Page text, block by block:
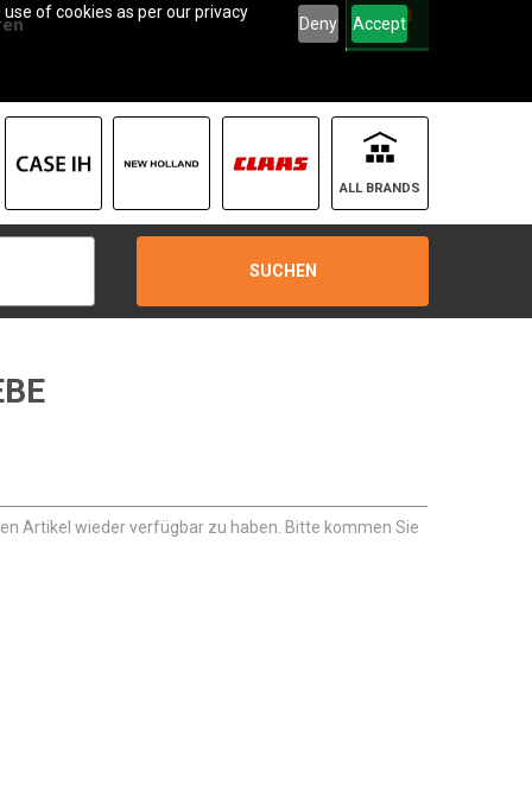
of cookies as per our privacy
Deny Accept
0
ALL BRANDS
SUCHEN
Artikel wieder verfügbar zu haben. Bitte kommen Sie